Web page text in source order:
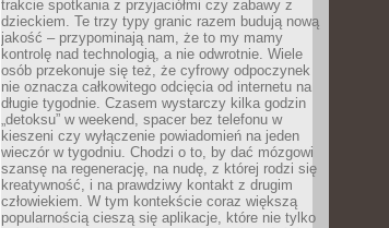
trakcie spotkania z przyjaciółmi czy zabawy z
dzieckiem. Te trzy typy granic razem budują nową
jakość – przypominają nam, że to my mamy
kontrolę nad technologią, a nie odwrotnie. Wiele
osób przekonuje się też, że cyfrowy odpoczynek
nie oznacza całkowitego odcięcia od internetu na
długie tygodnie. Czasem wystarczy kilka godzin
„detoksu” w weekend, spacer bez telefonu w
kieszeni czy wyłączenie powiadomień na jeden
wieczór w tygodniu. Chodzi o to, by dać mózgowi
szansę na regenerację, na nudę, z której rodzi się
kreatywność, i na prawdziwy kontakt z drugim
człowiekiem. W tym kontekście coraz większą
popularnością cieszą się aplikacje, które nie tylko